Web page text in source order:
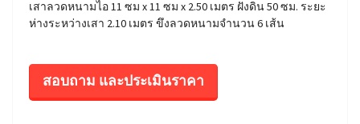
เสาลวดหนามไอ 11 ซม x 11 ซม x 2.50 เมตร ฝังดิน 50 ซม. ระยะ
ห่างระหว่างเสา 2.10 เมตร ขึงลวดหนามจำนวน 6 เส้น
สอบถาม และประเมินราคา